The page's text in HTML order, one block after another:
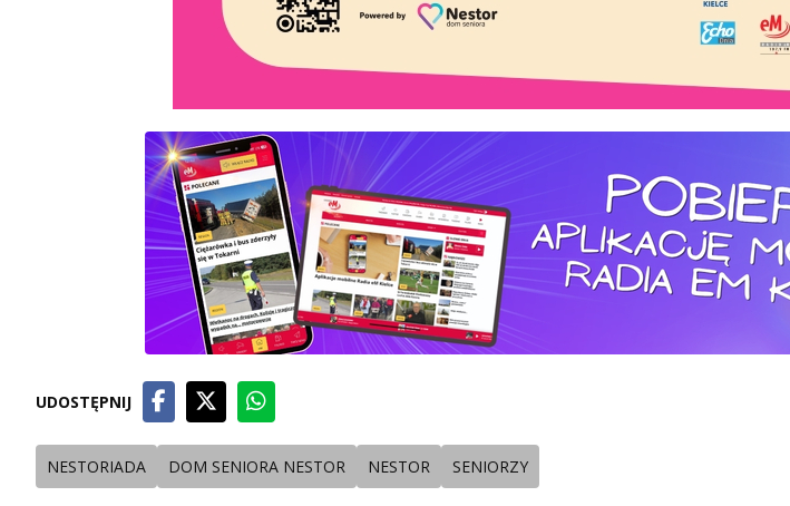
UDOSTĘPNIJ
NESTORIADA DOM SENIORA NESTOR NESTOR SENIORZY